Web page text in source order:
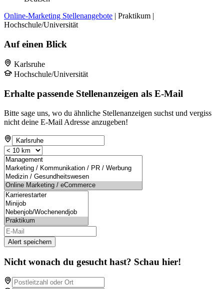
Online-Marketing Stellenangebote | Praktikum |
Hochschule/Universität
Auf einen Blick
Karlsruhe
Hochschule/Universität
Erhalte passende Stellenanzeigen als E-Mail
Bitte sage uns, wo du ähnliche Stellenanzeigen suchst und vergiss
nicht deine E-Mail Adresse anzugeben!
Alert speichern
Nicht wonach du gesucht hast? Schau hier!